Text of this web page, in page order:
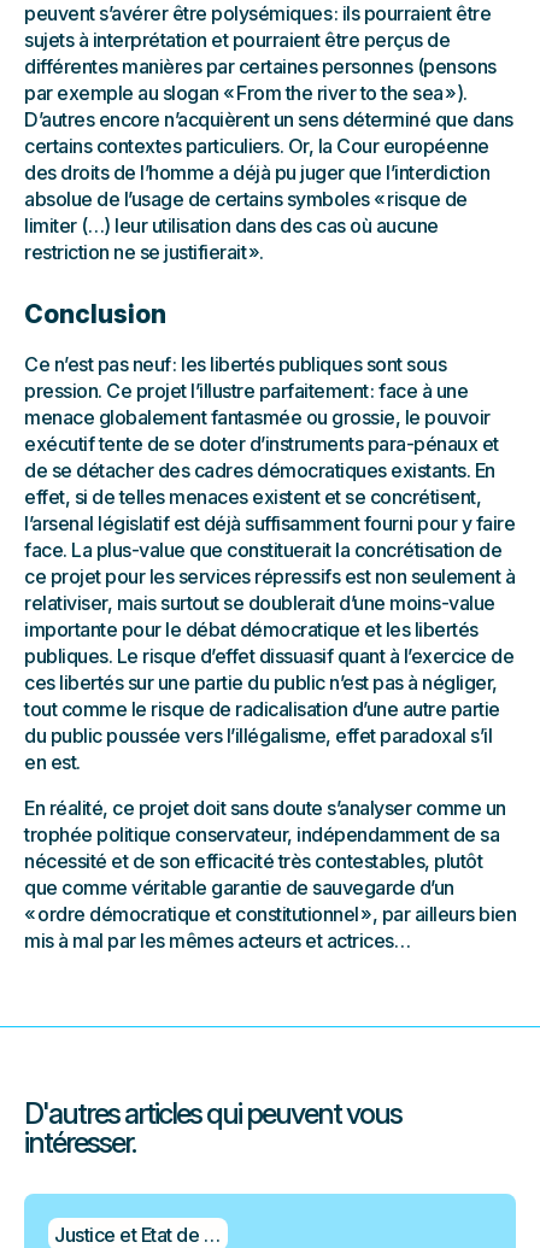
peuvent s’avérer être polysémiques : ils pourraient être
sujets à interprétation et pourraient être perçus de
différentes manières par certaines personnes (pensons
par exemple au slogan « From the river to the sea »).
D’autres encore n’acquièrent un sens déterminé que dans
certains contextes particuliers. Or, la Cour européenne
des droits de l’homme a déjà pu juger que l’interdiction
absolue de l’usage de certains symboles « risque de
limiter (…) leur utilisation dans des cas où aucune
restriction ne se justifierait ».
Conclusion
Ce n’est pas neuf : les libertés publiques sont sous
pression. Ce projet l’illustre parfaitement : face à une
menace globalement fantasmée ou grossie, le pouvoir
exécutif tente de se doter d’instruments para-pénaux et
de se détacher des cadres démocratiques existants. En
effet, si de telles menaces existent et se concrétisent,
l’arsenal législatif est déjà suffisamment fourni pour y faire
face. La plus-value que constituerait la concrétisation de
ce projet pour les services répressifs est non seulement à
relativiser, mais surtout se doublerait d’une moins-value
importante pour le débat démocratique et les libertés
publiques. Le risque d’effet dissuasif quant à l’exercice de
ces libertés sur une partie du public n’est pas à négliger,
tout comme le risque de radicalisation d’une autre partie
du public poussée vers l’illégalisme, effet paradoxal s’il
en est.
En réalité, ce projet doit sans doute s’analyser comme un
trophée politique conservateur, indépendamment de sa
nécessité et de son efficacité très contestables, plutôt
que comme véritable garantie de sauvegarde d’un
« ordre démocratique et constitutionnel », par ailleurs bien
mis à mal par les mêmes acteurs et actrices…
D'autres articles qui peuvent vous
intéresser.
Justice et Etat de droit